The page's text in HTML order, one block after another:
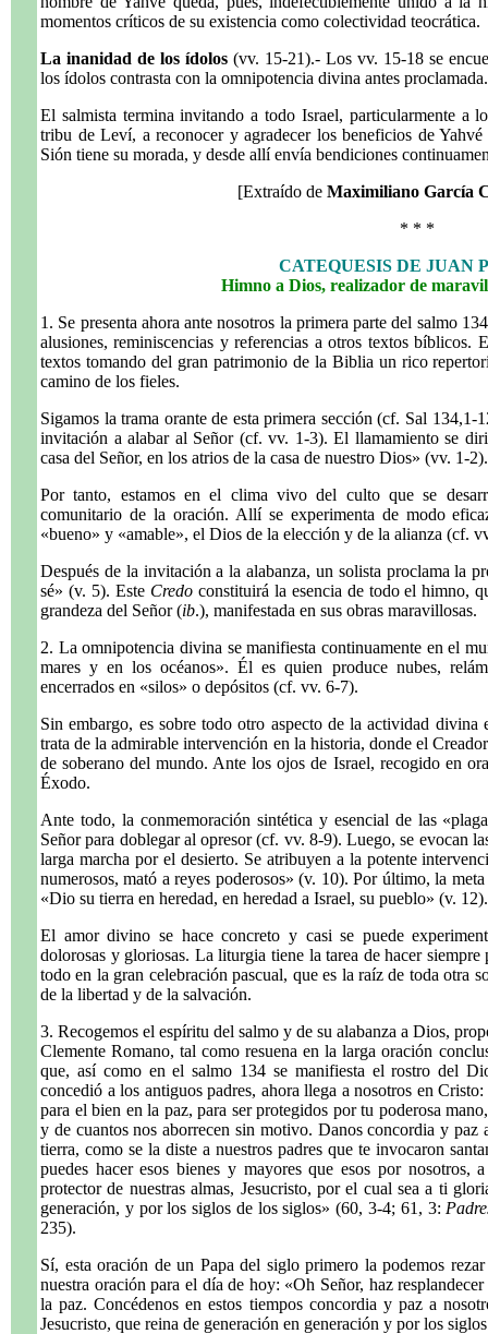
momentos críticos de su existencia como colectividad teocrática.
La inanidad de los ídolos (vv. 15-21).- Los vv. 15-18 se
los ídolos contrasta con la omnipotencia divina antes proclamada.
El salmista termina invitando a todo Israel, particularmente a
tribu de Leví, a reconocer y agradecer los beneficios de
Sión tiene su morada, y desde allí envía bendiciones
[Extraído de Maximiliano García
* * *
CATEQUESIS DE JUAN
Himno a Dios, realizador de
1. Se presenta ahora ante nosotros la primera parte del salmo
alusiones, reminiscencias y referencias a otros textos bíblicos.
textos tomando del gran patrimonio de la Biblia un rico
camino de los fieles.
Sigamos la trama orante de esta primera sección (cf. Sal 134,1-
invitación a alabar al Señor (cf. vv. 1-3). El llamamiento se
casa del Señor, en los atrios de la casa de nuestro Dios» (vv. 1-2).
Por tanto, estamos en el clima vivo del culto que se
comunitario de la oración. Allí se experimenta de modo
«bueno» y «amable», el Dios de la elección y de la alianza (cf.
Después de la invitación a la alabanza, un solista proclama la
sé» (v. 5). Este Credo constituirá la esencia de todo el himno,
grandeza del Señor (ib.), manifestada en sus obras maravillosas.
2. La omnipotencia divina se manifiesta continuamente en el
mares y en los océanos». Él es quien produce nubes,
encerrados en «silos» o depósitos (cf. vv. 6-7).
Sin embargo, es sobre todo otro aspecto de la actividad divina
trata de la admirable intervención en la historia, donde el
de soberano del mundo. Ante los ojos de Israel, recogido en
Éxodo.
Ante todo, la conmemoración sintética y esencial de las
Señor para doblegar al opresor (cf. vv. 8-9). Luego, se evocan
larga marcha por el desierto. Se atribuyen a la potente
numerosos, mató a reyes poderosos» (v. 10). Por último, la
«Dio su tierra en heredad, en heredad a Israel, su pueblo» (v. 12).
El amor divino se hace concreto y casi se puede
dolorosas y gloriosas. La liturgia tiene la tarea de hacer
todo en la gran celebración pascual, que es la raíz de toda otra
de la libertad y de la salvación.
3. Recogemos el espíritu del salmo y de su alabanza a Dios,
Clemente Romano, tal como resuena en la larga oración
que, así como en el salmo 134 se manifiesta el rostro del
concedió a los antiguos padres, ahora llega a nosotros en
para el bien en la paz, para ser protegidos por tu poderosa
y de cuantos nos aborrecen sin motivo. Danos concordia y paz
tierra, como se la diste a nuestros padres que te invocaron
puedes hacer esos bienes y mayores que esos por nosotros,
protector de nuestras almas, Jesucristo, por el cual sea a ti
generación, y por los siglos de los siglos» (60, 3-4; 61, 3:
235).
Sí, esta oración de un Papa del siglo primero la podemos
nuestra oración para el día de hoy: «Oh Señor, haz
la paz. Concédenos en estos tiempos concordia y paz a
Jesucristo, que reina de generación en generación y por los